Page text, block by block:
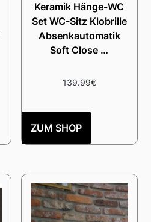
Keramik Hänge-WC
Set WC-Sitz Klobrille
Absenkautomatik
Soft Close …
139.99€
ZUM SHOP